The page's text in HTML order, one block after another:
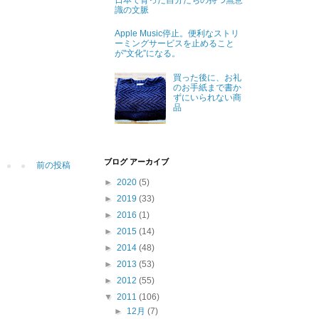
前の投稿
識の文脈
Apple Music停止。便利なストリ
ーミングサービスを止めること
が"文化”になる。
買った後に、お礼
のお手紙まで書か
ずにいられない商
品
ブログ アーカイブ
► 2020 (5)
► 2019 (33)
► 2016 (1)
► 2015 (14)
► 2014 (48)
► 2013 (53)
► 2012 (55)
▼ 2011 (106)
► 12月(7)